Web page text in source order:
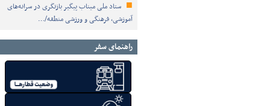
ستاد ملی میناب پیگیر بازنگری در سرانه‌های
آموزشی، فرهنگی و ورزشی منطقه/…
راهنمای سفر